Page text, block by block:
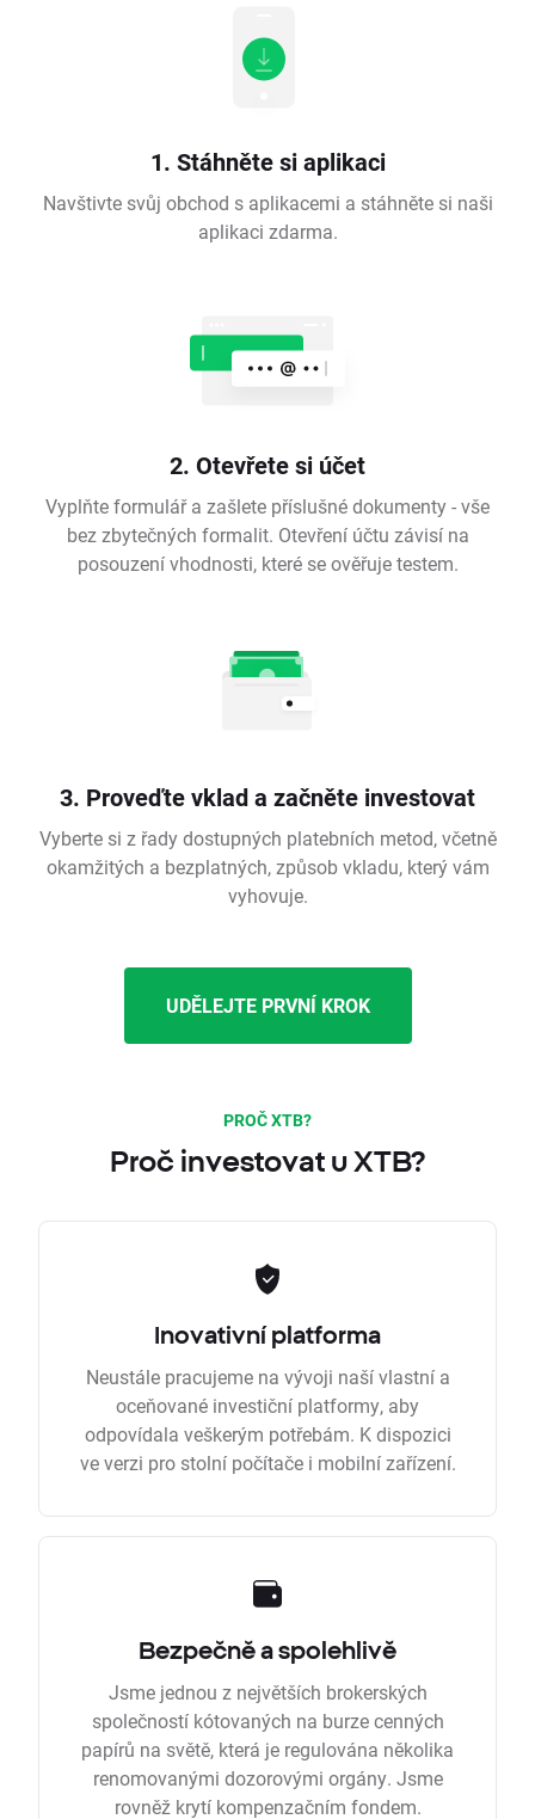
1. Stáhněte si aplikaci
Navštivte svůj obchod s aplikacemi a stáhněte si naši
aplikaci zdarma.
2. Otevřete si účet
Vyplňte formulář a zašlete příslušné dokumenty - vše
bez zbytečných formalit. Otevření účtu závisí na
posouzení vhodnosti, které se ověřuje testem.
3. Proveďte vklad a začněte investovat
Vyberte si z řady dostupných platebních metod, včetně
okamžitých a bezplatných, způsob vkladu, který vám
vyhovuje.
UDĚLEJTE PRVNÍ KROK
PROČ XTB?
Proč investovat u XTB?
Inovativní platforma
Neustále pracujeme na vývoji naší vlastní a
oceňované investiční platformy, aby
odpovídala veškerým potřebám. K dispozici
ve verzi pro stolní počítače i mobilní zařízení.
Bezpečně a spolehlivě
Jsme jednou z největších brokerských
společností kótovaných na burze cenných
papírů na světě, která je regulována několika
renomovanými dozorovými orgány. Jsme
rovněž krytí kompenzačním fondem.